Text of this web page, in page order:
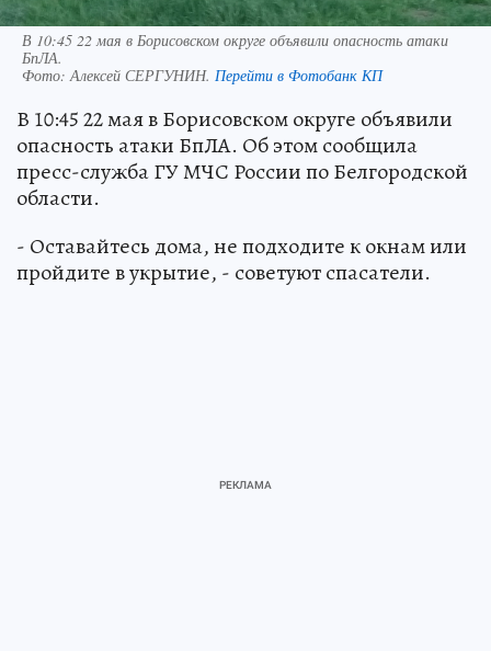
В 10:45 22 мая в Борисовском округе объявили опасность атаки
БпЛА.
Фото:Алексей СЕРГУНИН. Перейти в Фотобанк КП
В 10:45 22 мая в Борисовском округе объявили
опасность атаки БпЛА. Об этом сообщила
пресс-служба ГУ МЧС России по Белгородской
области.
- Оставайтесь дома, не подходите к окнам или
пройдите в укрытие, - советуют спасатели.